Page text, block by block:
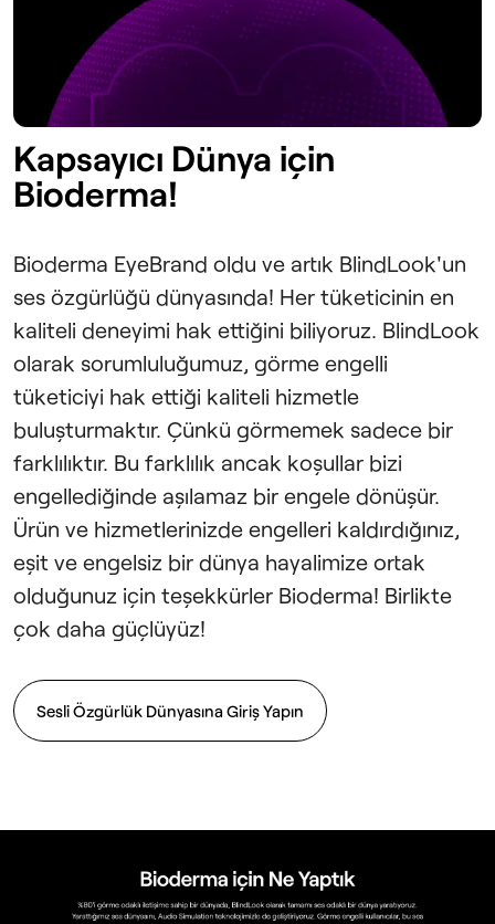
Kapsayıcı Dünya için
Bioderma!
Bioderma EyeBrand oldu ve artık BlindLook'un
ses özgürlüğü dünyasında! Her tüketicinin en
kaliteli deneyimi hak ettiğini biliyoruz. BlindLook
olarak sorumluluğumuz, görme engelli
tüketiciyi hak ettiği kaliteli hizmetle
buluşturmaktır. Çünkü görmemek sadece bir
farklılıktır. Bu farklılık ancak koşullar bizi
engellediğinde aşılamaz bir engele dönüşür.
Ürün ve hizmetlerinizde engelleri kaldırdığınız,
eşit ve engelsiz bir dünya hayalimize ortak
olduğunuz için teşekkürler Bioderma! Birlikte
çok daha güçlüyüz!
Sesli Özgürlük Dünyasına Giriş Yapın